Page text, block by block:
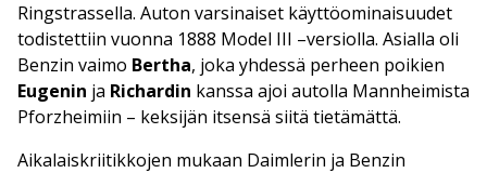
Ringstrassella. Auton varsinaiset käyttöominaisuudet
todistettiin vuonna 1888 Model III –versiolla. Asialla oli
Benzin vaimo Bertha, joka yhdessä perheen poikien
Eugenin ja Richardin kanssa ajoi autolla Mannheimista
Pforzheimiin – keksijän itsensä siitä tietämättä.
Aikalaiskriitikkojen mukaan Daimlerin ja Benzin